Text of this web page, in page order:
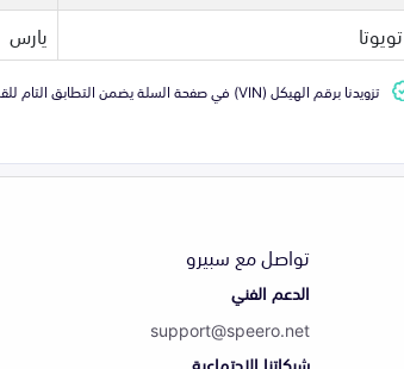
تويوتا
يارس
تزويدنا برقم الهيكل (VIN) في صفحة السلة يضمن التطابق التام للقطعة مع سيارتك
تواصل مع سبيرو
الدعم الفني
support@speero.net